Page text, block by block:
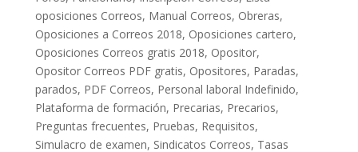
oposiciones Correos, Manual Correos, Obreras,
Oposiciones a Correos 2018, Oposiciones cartero,
Oposiciones Correos gratis 2018, Opositor,
Opositor Correos PDF gratis, Opositores, Paradas,
parados, PDF Correos, Personal laboral Indefinido,
Plataforma de formación, Precarias, Precarios,
Preguntas frecuentes, Pruebas, Requisitos,
Simulacro de examen, Sindicatos Correos, Tasas